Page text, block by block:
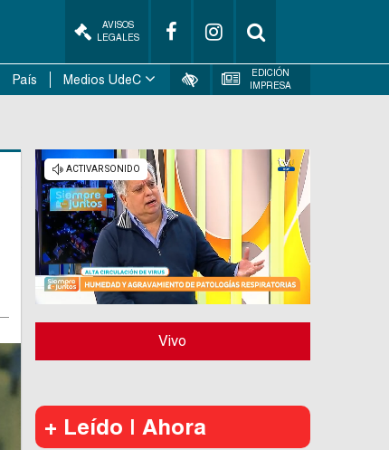
AVISOS
LEGALES
País Medios UdeC
EDICIÓN
IMPRESA
Vivo
+ Leído | Ahora